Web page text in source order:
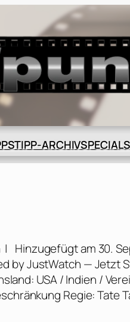
TIPP-ARCHIVSPECIALS
Hinzugefügt am 30.
by JustWatch — Jetzt
USA / Indien /
Regie: Tate